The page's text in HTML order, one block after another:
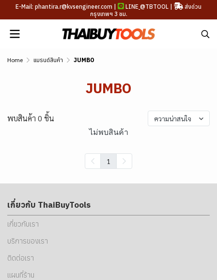
E-Mail: phantira.r@kvsengineer.com | LINE @TBTOOL |
ส่งด่วน
กรุงเทพฯ 3 ชม.
Home แบรนด์สินค้า JUMBO
JUMBO
พบสินค้า 0 ชิ้น ความน่าสนใจ
ไม่พบสินค้า
1
เกี่ยวกับ ThaiBuyTools
เกี่ยวกับเรา
บริการของเรา
ติดต่อเรา
แผนที่ร้าน